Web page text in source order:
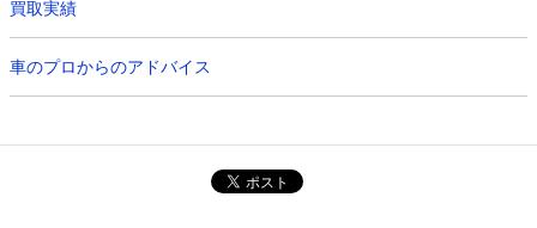
買取実績
車のプロからのアドバイス